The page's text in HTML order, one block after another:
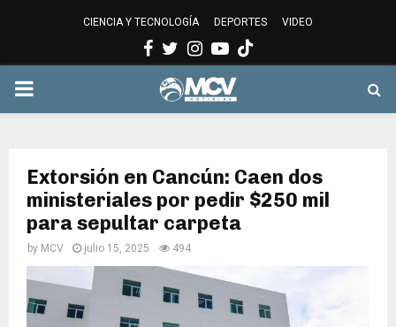
CIENCIA Y TECNOLOGÍA DEPORTES VIDEO
Facebook
Twitter
Instagram
Youtube
PRIMARY
Extorsión en Cancún: Caen dos
ministeriales por pedir $250 mil
para sepultar carpeta
by MCV julio 15, 2025 494